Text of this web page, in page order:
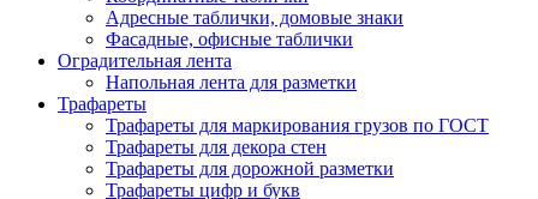
Адресные таблички, домовые знаки
Фасадные, офисные таблички
Оградительная лента
Напольная лента для разметки
Трафареты
Трафареты для маркирования грузов по ГОСТ
Трафареты для декора стен
Трафареты для дорожной разметки
Трафареты цифр и букв